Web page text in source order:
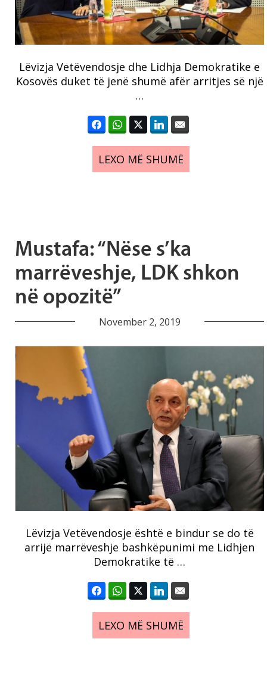
Lëvizja Vetëvendosje dhe Lidhja Demokratike e
Kosovës duket të jenë shumë afër arritjes së një
…
LEXO MË SHUMË
Mustafa: “Nëse s’ka
marrëveshje, LDK shkon
në opozitë”
November 2, 2019
Lëvizja Vetëvendosje është e bindur se do të
arrijë marrëveshje bashkëpunimi me Lidhjen
Demokratike të …
LEXO MË SHUMË